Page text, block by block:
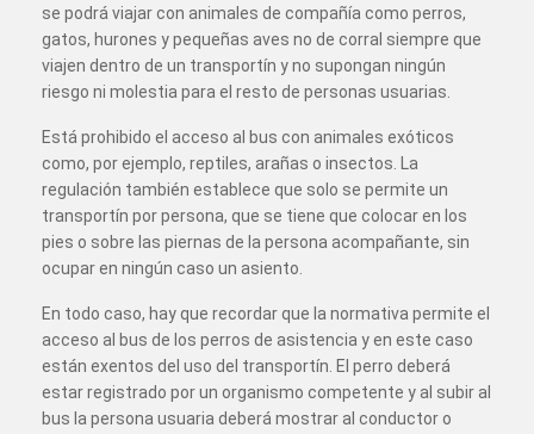
se podrá viajar con animales de compañía como perros,
gatos, hurones y pequeñas aves no de corral siempre que
viajen dentro de un transportín y no supongan ningún
riesgo ni molestia para el resto de personas usuarias.
Está prohibido el acceso al bus con animales exóticos
como, por ejemplo, reptiles, arañas o insectos. La
regulación también establece que solo se permite un
transportín por persona, que se tiene que colocar en los
pies o sobre las piernas de la persona acompañante, sin
ocupar en ningún caso un asiento.
En todo caso, hay que recordar que la normativa permite el
acceso al bus de los perros de asistencia y en este caso
están exentos del uso del transportín. El perro deberá
estar registrado por un organismo competente y al subir al
bus la persona usuaria deberá mostrar al conductor o